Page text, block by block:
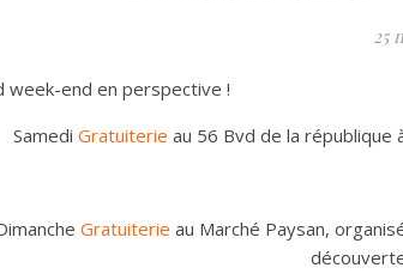
25
week-end en perspective !
Samedi Gratuiterie au 56 Bvd de la république
Gratuiterie au Marché Paysan,